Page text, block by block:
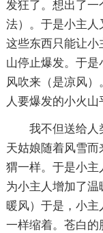
发狂了。想出了
法）。于是小主人
这些东西只能让小
山停止爆发。于
风吹来（是凉风
人要爆发的小火山
我不但送给人类
天姑娘随着风雪而
猬一样。于是小主
为小主人增加了
暖风）于是，小
一样缩着。苍白的